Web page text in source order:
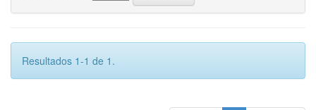
Resultados 1-1 de 1.